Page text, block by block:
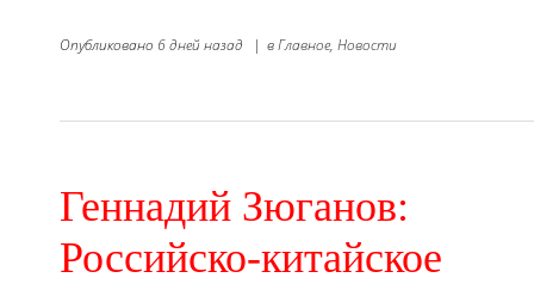
Опубликовано 6 дней назад | вГлавное, Новости
Геннадий Зюганов:
Российско-китайское